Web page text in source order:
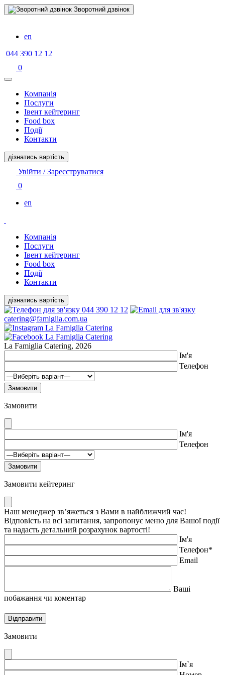
Зворотний дзвінок
en
044 390 12 12
0
Компанiя
Послуги
Івент кейтеринг
Food box
Події
Контакти
дізнатись вартість
Увійти / Зареєструватися
0
en
Компанiя
Послуги
Івент кейтеринг
Food box
Події
Контакти
дізнатись вартість
044 390 12 12
catering@famiglia.com.ua
La Famiglia Catering, 2026
Ім'я
Телефон
Замовити
Ім'я
Телефон
Замовити кейтеринг
Наш менеджер зв’яжеться з Вами в найближчий час!
Відповість на всі запитання, запропонує меню для Вашої події
та надасть детальний розрахунок вартості!
Ім'я
Телефон*
Email
Ваші
побажання чи коментар
Замовити
Iм`я